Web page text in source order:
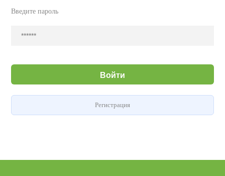
Введите пароль
Войти
Регистрация